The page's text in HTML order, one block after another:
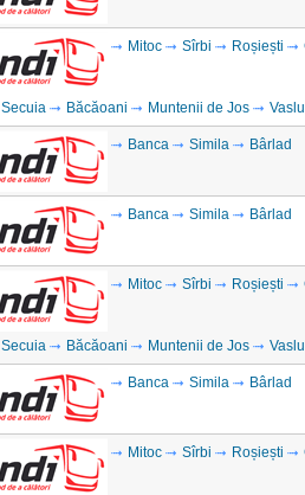
Mitoc Sîrbi Roșiești
Secuia Băcăoani Muntenii de Jos
Banca Simila Bârlad
Banca Simila Bârlad
Mitoc Sîrbi Roșiești
Secuia Băcăoani Muntenii de Jos
Banca Simila Bârlad
Mitoc Sîrbi Roșiești